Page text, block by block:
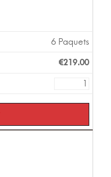
6 Paquets
€219.00